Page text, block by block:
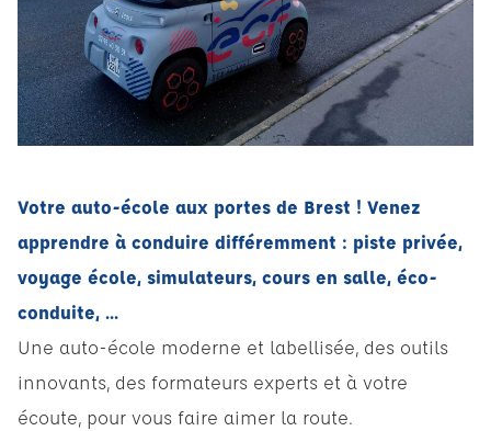
Votre auto-école aux portes de Brest ! Venez
apprendre à conduire différemment : piste privée,
voyage école, simulateurs, cours en salle, éco-
conduite, ...
Une auto-école moderne et labellisée, des outils
innovants, des formateurs experts et à votre
écoute, pour vous faire aimer la route.